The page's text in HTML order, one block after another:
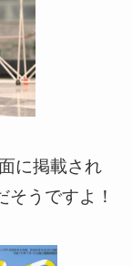
に掲載され
うですよ！